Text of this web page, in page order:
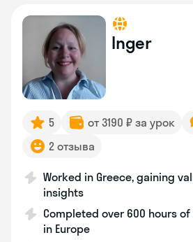
Inger
5 от 3190 ₽ за урок
2 отзыва
Worked in Greece, gaining
insights
Completed over 600 hours
in Europe